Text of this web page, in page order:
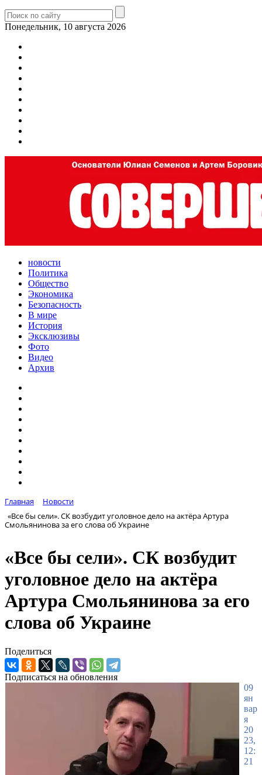
Понедельник, 10 августа 2026
новости
Политика
Общество
Экономика
Безопасность
В мире
История
Эксклюзивы
Фото
Видео
Архив
Главная
Новости
«Все бы сели». СК возбудит уголовное дело на актёра Артура
Смольянинова за его слова об Украине
«Все бы сели». СК возбудит
уголовное дело на актёра
Артура Смольянинова за его
слова об Украине
Поделиться
Подписаться на обновления
09
ян
вар
я
20
23,
12:
21